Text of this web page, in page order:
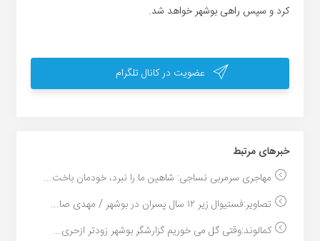
کرد و سپس راهی بوشهر خواهد شد.
عضویت در کانال تلگرام
خبر‌های مرتبط
مهاجری سرمربی نساجی: شاهین ما را نبرد، خودمان باخت...
تصاویر:فستیوال زیر ۱۲ سال پسران در بوشهر / مهدی صا...
کمالوند:وقتی گل می خوریم گزارشگر بوشهر زودتر ازحری...